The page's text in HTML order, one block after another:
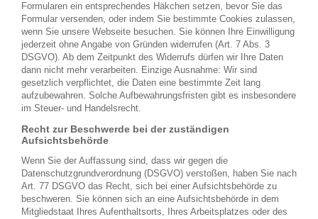
Formularen ein entsprechendes Häkchen setzen, bevor Sie das
Formular versenden, oder indem Sie bestimmte Cookies zulassen,
wenn Sie unsere Webseite besuchen. Sie können Ihre Einwilligung
jederzeit ohne Angabe von Gründen widerrufen (Art. 7 Abs. 3
DSGVO). Ab dem Zeitpunkt des Widerrufs dürfen wir Ihre Daten
dann nicht mehr verarbeiten. Einzige Ausnahme: Wir sind
gesetzlich verpflichtet, die Daten eine bestimmte Zeit lang
aufzubewahren. Solche Aufbewahrungsfristen gibt es insbesondere
im Steuer- und Handelsrecht.
Recht zur Beschwerde bei der zuständigen
Aufsichtsbehörde
Wenn Sie der Auffassung sind, dass wir gegen die
Datenschutzgrundverordnung (DSGVO) verstoßen, haben Sie nach
Art. 77 DSGVO das Recht, sich bei einer Aufsichtsbehörde zu
beschweren. Sie können sich an eine Aufsichtsbehörde in dem
Mitgliedstaat Ihres Aufenthaltsorts, Ihres Arbeitsplatzes oder des